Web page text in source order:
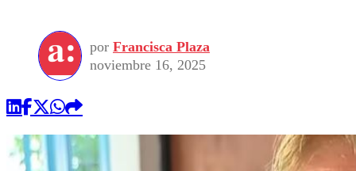
Universidad Católica
Universidad de Chile
Política
Sustentabilidad
Comercial
por Francisca Plaza
noviembre 16, 2025